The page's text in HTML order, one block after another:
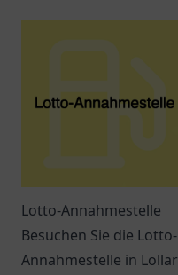
Lotto-Annahmestelle
Besuchen Sie die Lotto-
Annahmestelle in Lollar